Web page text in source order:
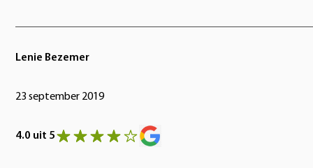
Lenie Bezemer
23 september 2019
4.0 uit 5